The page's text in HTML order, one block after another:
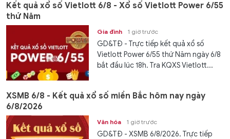
Kết quả xổ số Vietlott 6/8 - Xổ số Vietlott Power 6/55
thứ Năm
Gia đình 1 giờ trước
GD&TĐ - Trực tiếp kết quả xổ số
Vietlott Power 6/55 thứ Năm ngày 6/8
bắt đầu lúc 18h. Tra KQXS Vietlott...
XSMB 6/8 - Kết quả xổ số miền Bắc hôm nay ngày
6/8/2026
Văn hóa 1 giờ trước
GD&TĐ - XSMB 6/8/2026. Trực tiếp